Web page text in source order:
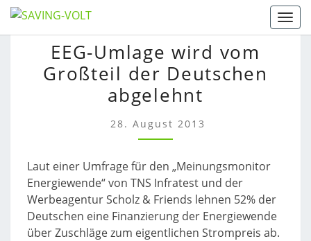
Skip
to
EEG-
UMLAGE
WIRD
VOM
GROSSTEIL D
ER D
EUTSCHEN A
EEG-Umlage wird vom
Großteil der Deutschen
abgelehnt
28. August 2013
Laut einer Umfrage für den „Meinungsmonitor
Energiewende“ von TNS Infratest und der
Werbeagentur Scholz & Friends lehnen 52% der
Deutschen eine Finanzierung der Energiewende
über Zuschläge zum eigentlichen Strompreis ab.